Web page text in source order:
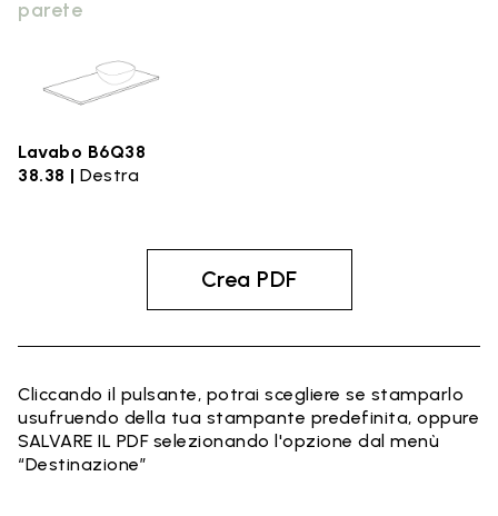
parete
Lavabo B6Q38
38.38 | Destra
Crea PDF
Cliccando il pulsante, potrai scegliere se stamparlo
usufruendo della tua stampante predefinita, oppure
SALVARE IL PDF selezionando l'opzione dal menù
“Destinazione”